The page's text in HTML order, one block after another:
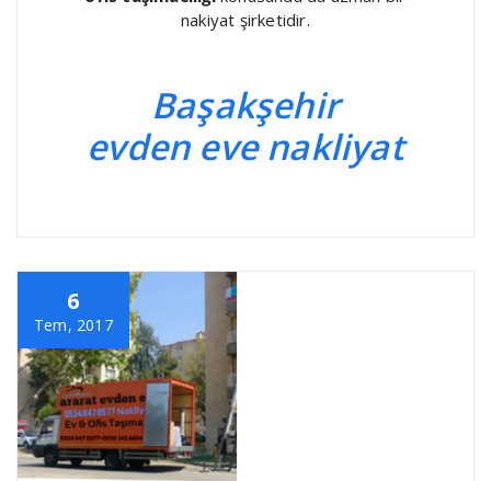
nakiyat şirketidir.
Başakşehir
evden eve nakliyat
6
Tem, 2017